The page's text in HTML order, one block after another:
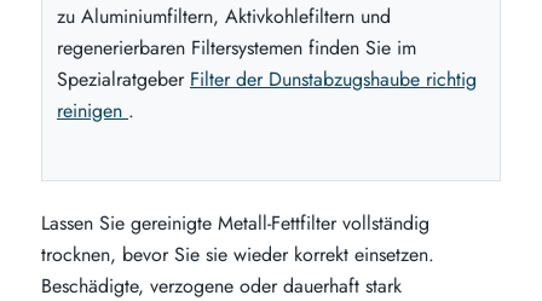
zu Aluminiumfiltern, Aktivkohlefiltern und
regenerierbaren Filtersystemen finden Sie im
Spezialratgeber Filter der Dunstabzugshaube richtig
reinigen .
Lassen Sie gereinigte Metall-Fettfilter vollständig
trocknen, bevor Sie sie wieder korrekt einsetzen.
Beschädigte, verzogene oder dauerhaft stark